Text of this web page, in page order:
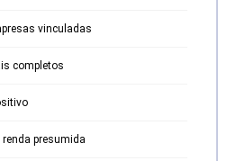
vinculadas
completos
presumida